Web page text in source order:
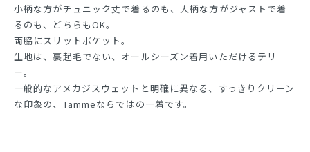
小柄な方がチュニック丈で着るのも、大柄な方がジャストで着
るのも、どちらもOK。
両脇にスリットポケット。
生地は、裏起毛でない、オールシーズン着用いただけるテリ
ー。
一般的なアメカジスウェットと明確に異なる、すっきりクリーン
な印象の、Tammeならではの一着です。